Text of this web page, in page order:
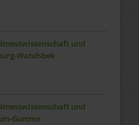
und
Wandsbek
und
Gumme